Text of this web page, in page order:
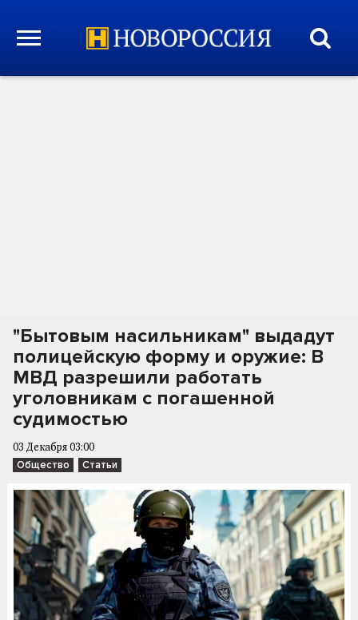
"Бытовым насильникам" выдадут
полицейскую форму и оружие: В
МВД разрешили работать
уголовникам с погашенной
судимостью
03 Декабря 03:00
Общество Статьи